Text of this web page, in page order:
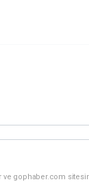
gophaber.com